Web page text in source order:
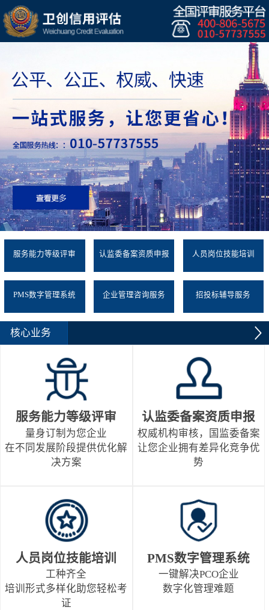
服务能力等级评审 认监委备案资质申报 人员岗位技能培训
PMS数字管理系统 企业管理咨询服务 招投标辅导服务
核心业务
服务能力等级评审
量身订制为您企业
在不同发展阶段提供优化解
决方案
认监委备案资质申报
权威机构审核，国监委备案
让您企业拥有差异化竞争优
势
人员岗位技能培训
工种齐全
培训形式多样化助您轻松考
证
PMS数字管理系统
一键解决PCO企业
数字化管理难题